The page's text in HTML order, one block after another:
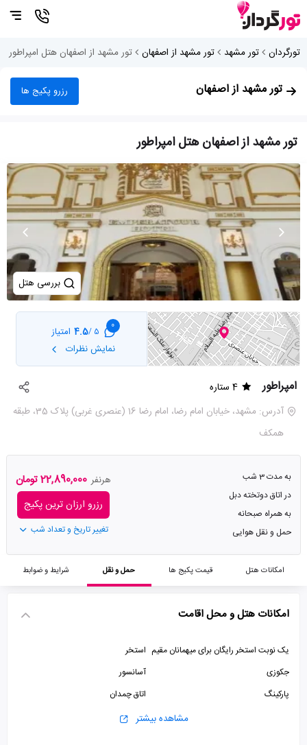
تورگردان تور مشهد تور مشهد از اصفهان تور مشهد از اصفهان هتل امپراطور
تور مشهد از اصفهان رزرو پکیج ها
تور مشهد از اصفهان هتل امپراطور
بررسی هتل
0
5 /
4.5 امتیاز
نمایش نظرات
امپراطور
4 ستاره
آدرس: مشهد، خیابان امام رضا، امام رضا 16 (عنصری غربی) پلاک 35، طبقه
همکف
به مدت 3 شب
در اتاق دوتخته دبل
به همراه صبحانه
حمل و نقل هوایی
هرنفر 22,890,000 تومان
رزرو ارزان ترین پکیج
تغییر تاریخ و تعداد شب
امکانات هتل قیمت پکیج ها حمل و نقل شرایط و ضوابط
امکانات هتل و محل اقامت
یک نوبت استخر رایگان برای میهمانان مقیم استخر
جکوزی
آسانسور
پارکینگ
اتاق چمدان
پذیرش 24 ساعتهمشاهده بیشتر